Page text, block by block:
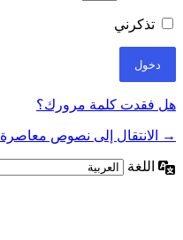
تذكرني
هل فقدت كلمة مرورك؟
→ الانتقال إلى نصوص معاصرة
اللغة